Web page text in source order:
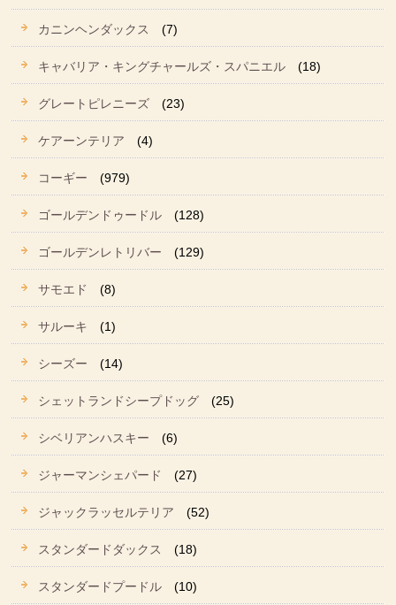
カニンヘンダックス (7)
キャバリア・キングチャールズ・スパニエル (18)
グレートピレニーズ (23)
ケアーンテリア (4)
コーギー (979)
ゴールデンドゥードル (128)
ゴールデンレトリバー (129)
サモエド (8)
サルーキ (1)
シーズー (14)
シェットランドシープドッグ (25)
シベリアンハスキー (6)
ジャーマンシェパード (27)
ジャックラッセルテリア (52)
スタンダードダックス (18)
スタンダードプードル (10)